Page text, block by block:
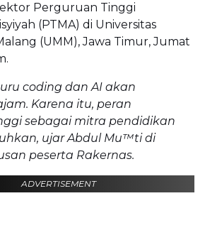
Perguruan Tinggi
(PTMA) di Universitas
(UMM), Jawa Timur, Jumat
coding dan AI akan
Karena itu, peran
sebagai mitra pendidikan
ujar Abdul Mu™ti di
peserta Rakernas.
ADVERTISEMENT